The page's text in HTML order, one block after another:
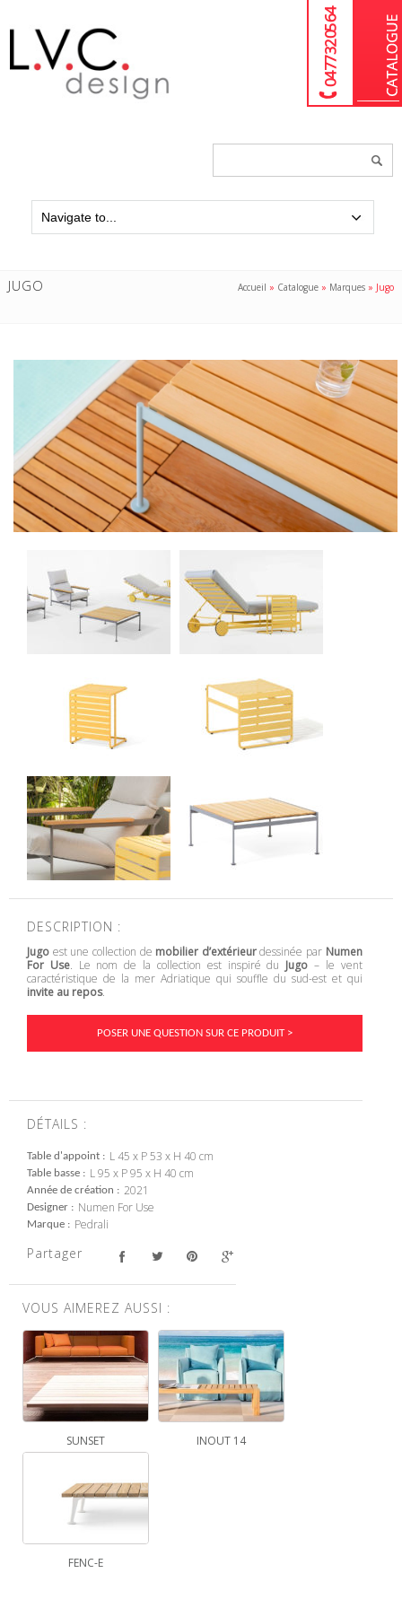
04 77 32 05 64
JUGO Accueil » Catalogue » Marques » Jugo
DESCRIPTION :
Jugo est une collection de mobilier d’extérieurdessinée par Numen
For Use. Le nom de la collection est inspiré du Jugo – le vent
caractéristique de la mer Adriatique qui souffle du sud-est et qui
invite au repos.
POSER UNE QUESTION SUR CE PRODUIT >
DÉTAILS :
Table d'appoint L 45 x P 53 x H 40 cm
Table basse L 95 x P 95 x H 40 cm
Année de création 2021
Designer Numen For Use
Marque Pedrali
Partager
VOUS AIMEREZ AUSSI :
SUNSET INOUT 14
FENC-E